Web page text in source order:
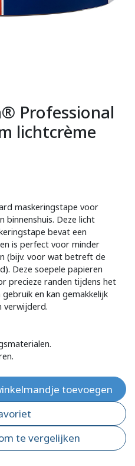
Professional
lichtcrème
maskeringstape voor
binnenshuis. Deze licht
bevat een
is perfect voor minder
(bijv. voor wat betreft de
Deze soepele papieren
precieze randen tijdens het
en kan gemakkelijk
verwijderd.
toevoegen
te vergelijken